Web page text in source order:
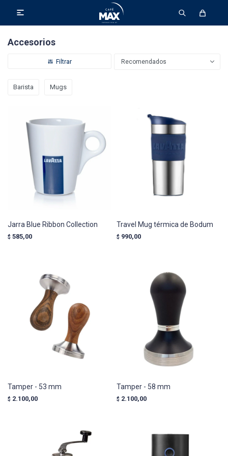

Accesorios
Recomendados
Barista Mugs
Jarra Blue Ribbon Collection
$ 585,00
Travel Mug térmica de Bodum
$ 990,00
Tamper - 53 mm
$ 2.100,00
Tamper - 58 mm
$ 2.100,00